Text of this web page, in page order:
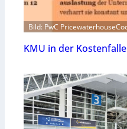
Bild: PwC
KMU in der Kostenfalle